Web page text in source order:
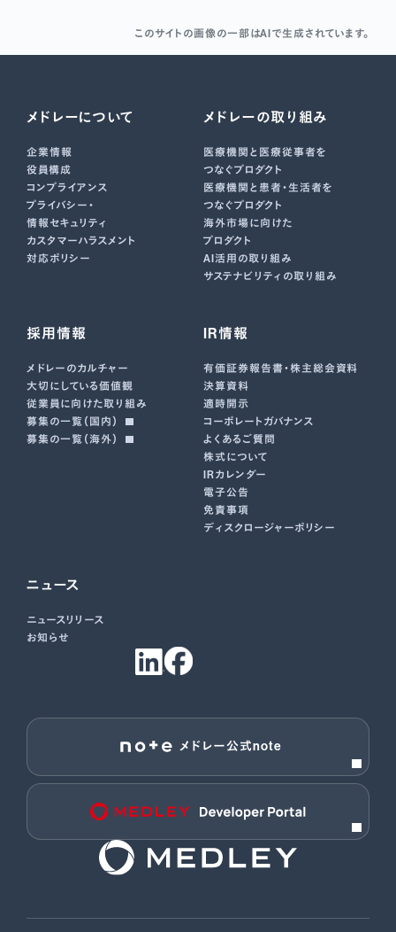
このサイトの画像の一部はAIで生成されています。
メドレーについて
企業情報
役員構成
コンプライアンス
プライバシー・
情報セキュリティ
カスタマーハラスメント
対応ポリシー
メドレーの取り組み
医療機関と医療従事者を
つなぐプロダクト
医療機関と患者・生活者を
つなぐプロダクト
海外市場に向けた
プロダクト
AI活用の取り組み
サステナビリティの取り組み
採用情報
メドレーのカルチャー
大切にしている価値観
従業員に向けた取り組み
募集の一覧（国内）
募集の一覧（海外）
IR情報
有価証券報告書･株主総会資料
決算資料
適時開示
コーポレートガバナンス
よくあるご質問
株式について
IRカレンダー
電子公告
免責事項
ディスクロージャーポリシー
ニュース
ニュースリリース
お知らせ
メドレー公式note